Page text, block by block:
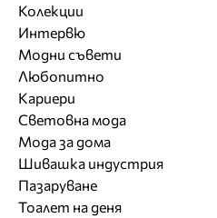
Колекции
Интервю
Модни съвети
Любопитно
Кариери
Световна мода
Мода за дома
Шивашка индустрия
Пазаруване
Тоалет на деня